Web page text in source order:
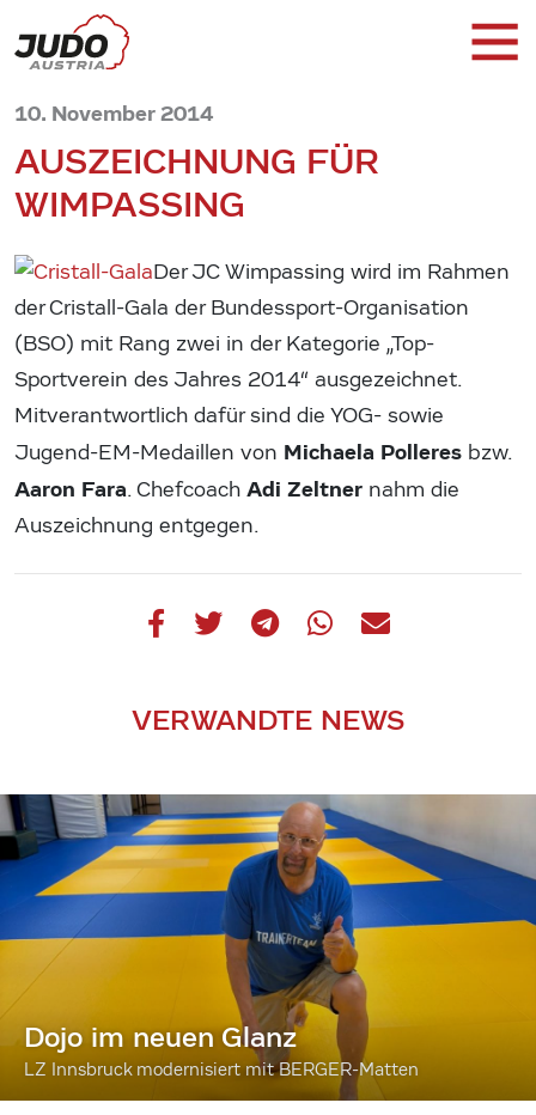
10. November 2014
AUSZEICHNUNG FÜR
WIMPASSING
Der JC Wimpassing wird im Rahmen
der Cristall-Gala der Bundessport-Organisation
(BSO) mit Rang zwei in der Kategorie „Top-
Sportverein des Jahres 2014“ ausgezeichnet.
Mitverantwortlich dafür sind die YOG- sowie
Jugend-EM-Medaillen von Michaela Polleres bzw.
Aaron Fara. Chefcoach Adi Zeltner nahm die
Auszeichnung entgegen.
VERWANDTE NEWS
Dojo im neuen Glanz
LZ Innsbruck modernisiert mit BERGER-Matten